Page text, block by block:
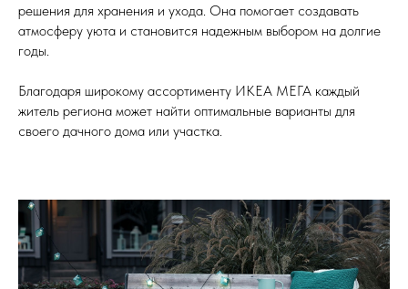
решения для хранения и ухода. Она помогает создавать
атмосферу уюта и становится надежным выбором на долгие
годы.
Благодаря широкому ассортименту ИКЕА МЕГА каждый
житель региона может найти оптимальные варианты для
своего дачного дома или участка.